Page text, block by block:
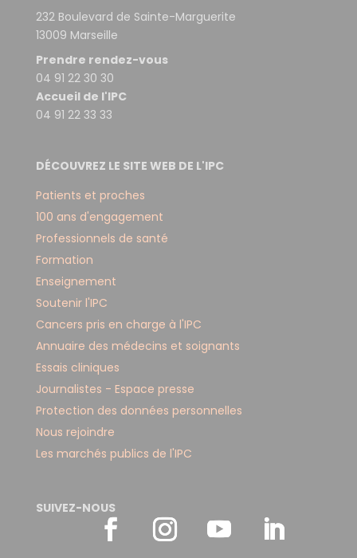
232 Boulevard de Sainte-Marguerite
13009 Marseille
Prendre rendez-vous
04 91 22 30 30
Accueil de l'IPC
04 91 22 33 33
DÉCOUVREZ LE SITE WEB DE L'IPC
Patients et proches
100 ans d'engagement
Professionnels de santé
Formation
Enseignement
Soutenir l'IPC
Cancers pris en charge à l'IPC
Annuaire des médecins et soignants
Essais cliniques
Journalistes - Espace presse
Protection des données personnelles
Nous rejoindre
Les marchés publics de l'IPC
SUIVEZ-NOUS